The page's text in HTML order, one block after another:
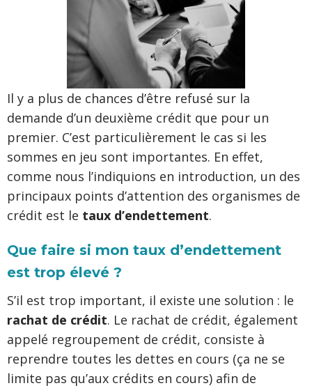
Il y a plus de chances d’être refusé sur la
demande d’un deuxième crédit que pour un
premier. C’est particulièrement le cas si les
sommes en jeu sont importantes. En effet,
comme nous l’indiquions en introduction, un des
principaux points d’attention des organismes de
crédit est le taux d’endettement.
Que faire si mon taux d’endettement
est trop élevé ?
S’il est trop important, il existe une solution : le
rachat de crédit. Le rachat de crédit, également
appelé regroupement de crédit, consiste à
reprendre toutes les dettes en cours (ça ne se
limite pas qu’aux crédits en cours) afin de